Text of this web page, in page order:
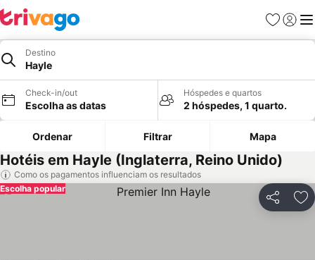
Favoritos
Iniciar
Destino
Hayle
Check-in/out
Escolha as datas
Hóspedes e quartos
2 hóspedes, 1 quarto.
Ordenar Filtrar Mapa
Hotéis em Hayle (Inglaterra, Reino Unido)
Como os pagamentos influenciam os resultados
Partilhar
Escolha popular